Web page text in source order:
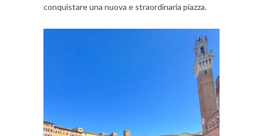
conquistare una nuova e straordinaria piazza.